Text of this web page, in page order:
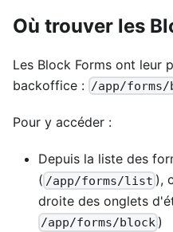
Où trouver les
Les Block Forms ont leur
backoffice : /app/forms/
Pour y accéder :
Depuis la liste des
( /app/forms/list ),
droite des onglets
/app/forms/block )